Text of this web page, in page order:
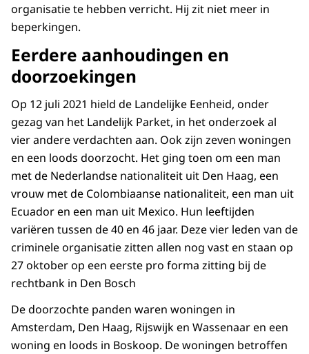
organisatie te hebben verricht. Hij zit niet meer in
beperkingen.
Eerdere aanhoudingen en
doorzoekingen
Op 12 juli 2021 hield de Landelijke Eenheid, onder
gezag van het Landelijk Parket, in het onderzoek al
vier andere verdachten aan. Ook zijn zeven woningen
en een loods doorzocht. Het ging toen om een man
met de Nederlandse nationaliteit uit Den Haag, een
vrouw met de Colombiaanse nationaliteit, een man uit
Ecuador en een man uit Mexico. Hun leeftijden
variëren tussen de 40 en 46 jaar. Deze vier leden van de
criminele organisatie zitten allen nog vast en staan op
27 oktober op een eerste pro forma zitting bij de
rechtbank in Den Bosch
De doorzochte panden waren woningen in
Amsterdam, Den Haag, Rijswijk en Wassenaar en een
woning en loods in Boskoop. De woningen betroffen